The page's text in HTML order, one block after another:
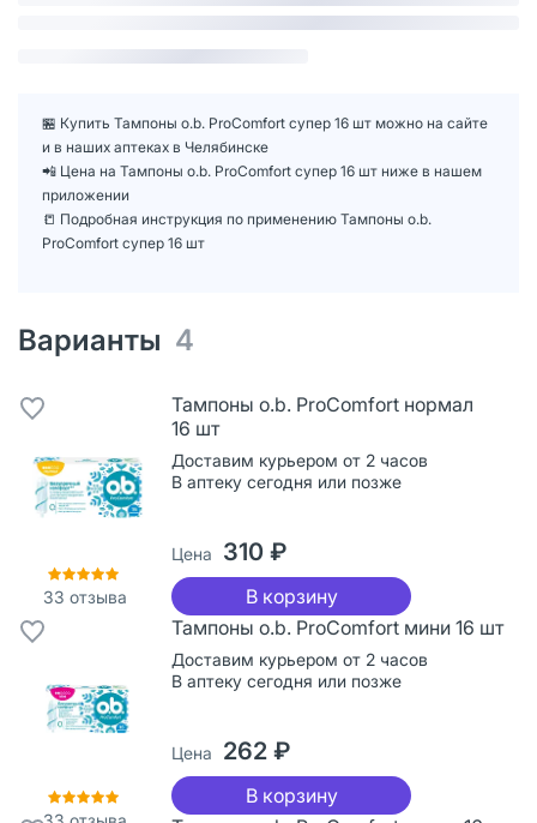
🏪 Купить Тампоны o.b. ProComfort супер 16 шт можно на сайте
и в наших аптеках в Челябинске
📲 Цена на Тампоны o.b. ProComfort супер 16 шт ниже в нашем
приложении
📒 Подробная инструкция по применению Тампоны o.b.
ProComfort супер 16 шт
Варианты 4
33 отзыва
Тампоны o.b. ProComfort нормал
16 шт
Доставим курьером от 2 часов
В аптеку сегодня или позже
Цена 310 ₽
В корзину
Тампоны o.b. ProComfort мини 16 шт
Доставим курьером от 2 часов
В аптеку сегодня или позже
Цена 262 ₽
В корзину